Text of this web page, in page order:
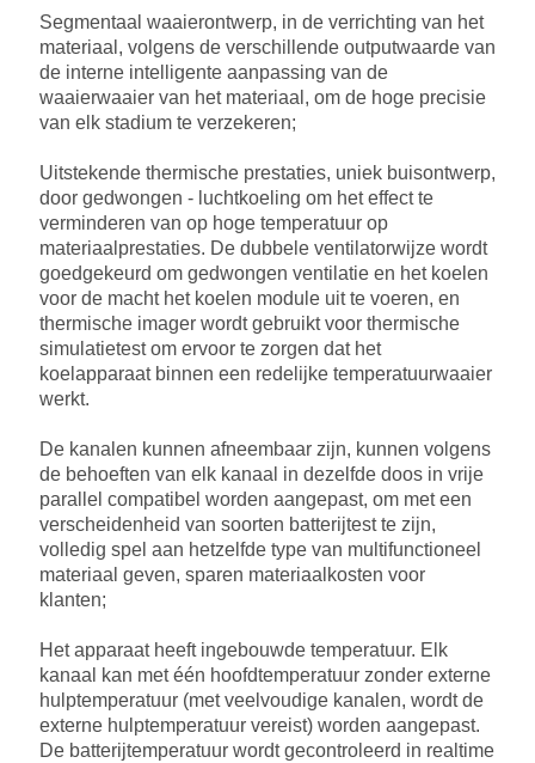
Segmentaal waaierontwerp, in de verrichting van het
materiaal, volgens de verschillende outputwaarde van
de interne intelligente aanpassing van de
waaierwaaier van het materiaal, om de hoge precisie
van elk stadium te verzekeren;
Uitstekende thermische prestaties, uniek buisontwerp,
door gedwongen - luchtkoeling om het effect te
verminderen van op hoge temperatuur op
materiaalprestaties. De dubbele ventilatorwijze wordt
goedgekeurd om gedwongen ventilatie en het koelen
voor de macht het koelen module uit te voeren, en
thermische imager wordt gebruikt voor thermische
simulatietest om ervoor te zorgen dat het
koelapparaat binnen een redelijke temperatuurwaaier
werkt.
De kanalen kunnen afneembaar zijn, kunnen volgens
de behoeften van elk kanaal in dezelfde doos in vrije
parallel compatibel worden aangepast, om met een
verscheidenheid van soorten batterijtest te zijn,
volledig spel aan hetzelfde type van multifunctioneel
materiaal geven, sparen materiaalkosten voor
klanten;
Het apparaat heeft ingebouwde temperatuur. Elk
kanaal kan met één hoofdtemperatuur zonder externe
hulptemperatuur (met veelvoudige kanalen, wordt de
externe hulptemperatuur vereist) worden aangepast.
De batterijtemperatuur wordt gecontroleerd in realtime